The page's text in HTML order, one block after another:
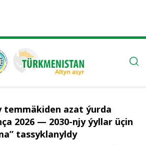
temmäkiden azat ýurda
2026 — 2030-njy ýyllar üçin
tassyklanyldy